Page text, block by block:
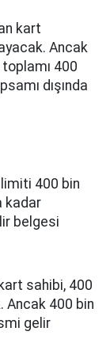
kart
Ancak
400
dışında
400 bin
kadar
belgesi
sahibi, 400
Ancak 400 bin
gelir